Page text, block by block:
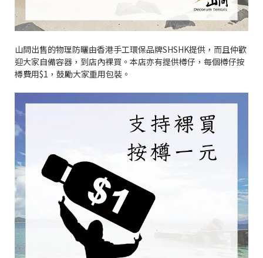
山問出售的物理防曬由香港手工環保品牌SHSHK提供，而且仲歡
迎大家自備容器，到店內裸買。本店亦有提供樽仔，每個樽仔按
樽費用$1，鼓勵大家重用包裝。